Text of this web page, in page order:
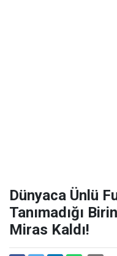
Dünyaca Ünlü
Tanımadığı
Miras Kaldı!